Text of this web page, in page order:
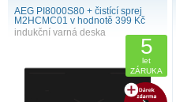
AEG PI8000S80 + čistící sprej
M2HCMC01 v hodnotě 399 Kč
indukční varná deska
5
let
ZÁRUKA